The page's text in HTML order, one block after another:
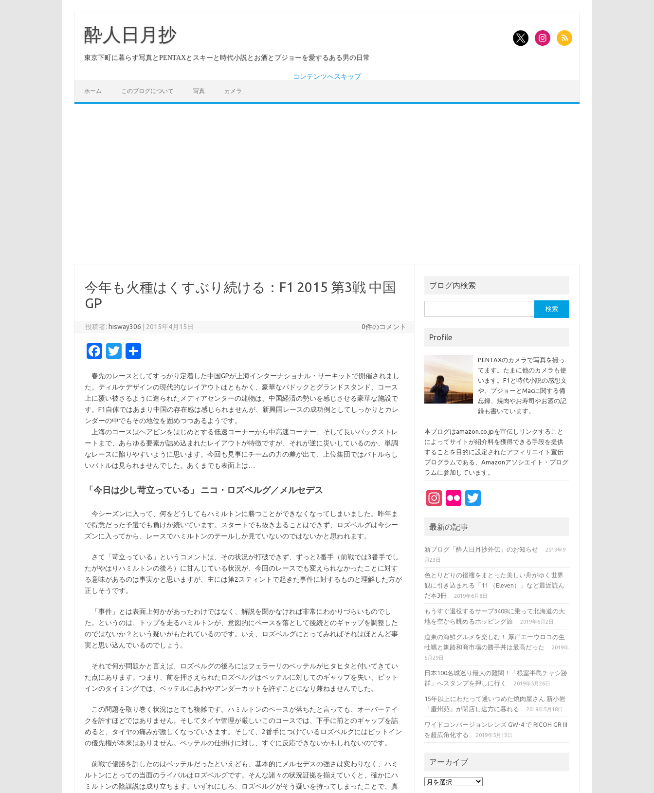
酔人日月抄
東京下町に暮らす写真とPENTAXとスキーと時代小説とお酒とプジョーを愛するある男の日常
コンテンツへスキップ
ホーム このブログについて 写真 カメラ
今年も火種はくすぶり続ける：F1 2015 第3戦 中国
GP
投稿者: hisway306 2015年4月15日 0件のコメント
Fa
e
b
o
o
k
T
it
te
r
春先のレースとしてすっかり定着した中国GPが上海インターナショナル・サーキットで開催されまし
た。ティルケデザインの現代的なレイアウトはともかく、豪華なパドックとグランドスタンド、コース
上に覆い被さるように造られたメディアセンターの建物は、中国経済の勢いを感じさせる豪華な施設で
す。F1自体ではあまり中国の存在感は感じられませんが、新興国レースの成功例としてしっかりとカレ
ンダーの中でもその地位を固めつつあるようです。
上海のコースはヘアピンをはじめとする低速コーナーから中高速コーナー、そして長いバックストレ
ートまで、あらゆる要素が詰め込まれたレイアウトが特徴ですが、それが逆に災いしているのか、単調
なレースに陥りやすいように思います。今回も見事にチームの力の差が出て、上位集団ではバトルらし
いバトルは見られませんでした。あくまでも表面上は…
「今日は少し苛立っている」 ニコ・ロズベルグ／メルセデス
今シーズンに入って、何をどうしてもハミルトンに勝つことができなくなってしまいました。昨年ま
で得意だった予選でも負けが続いています。スタートでも抜き去ることはできず、ロズベルグは今シー
ズンに入ってから、レースでハミルトンのテールしか見ていないのではないかと思われます。
さて「苛立っている」というコメントは、その状況が打破できず、ずっと2番手（前戦では3番手でし
たがやはりハミルトンの後ろ）に甘んじている状況が、今回のレースでも変えられなかったことに対す
る意味があるのは事実かと思いますが、主には第2スティントで起きた事件に対するものと理解した方が
正しそうです。
「事件」とは表面上何かがあったわけではなく、解説を聞かなければ非常にわかりづらいものでし
た。というのは、トップを走るハミルトンが、意図的にペースを落として後続とのギャップを調整した
のではないか？という疑いがもたれているのです。いえ、ロズベルグにとってみればそれはほとんど事
実と思い込んでいるのでしょう。
それで何が問題かと言えば、ロズベルグの後ろにはフェラーリのベッテルがヒタヒタと付いてきてい
た点にあります。つまり、前を押さえられたロズベルグはベッテルに対してのギャップを失い、ピット
インのタイミングでは、ベッテルにあわやアンダーカットを許すことになり兼ねませんでした。
この問題を取り巻く状況はとても複雑です。ハミルトンのペースが落ちたと言っても、オーバーテイ
クを許すほどではありません。そしてタイヤ管理が厳しいこのコースでは、下手に前とのギャップを詰
めると、タイヤの痛みが激しくなっていきます。そして、2番手につけているロズベルグにはピットイン
の優先権が本来はありません。ベッテルの仕掛けに対し、すぐに反応できないかもしれないのです。
前戦で優勝を許したのはベッテルだったといえども、基本的にメルセデスの強さは変わりなく、ハミ
ルトンにとっての当面のライバルはロズベルグです。そんな諸々の状況証拠を揃えていくと、確かにハ
ミルトンの陰謀説は成り立ちます。いずれにしろ、ロズベルグがそう疑いを持ってしまったことで、真
ブログ内検索
索:
Profile
PENTAXのカメラで写真を撮っ
てます。たまに他のカメラも使
います。F1と時代小説の感想文
や、プジョーとMacに関する備
忘録、焼肉やお寿司やお酒の記
録も書いています。
本ブログはamazon.co.jpを宣伝しリンクすること
によってサイトが紹介料を獲得できる手段を提供
することを目的に設定されたアフィリエイト宣伝
プログラムである、Amazonアソシエイト・プログ
ラムに参加しています。
In
a
gr
m
Fl
kr
te
最新の記事
新ブログ「酔人日月抄外伝」のお知らせ
2019年9
月23日
色とりどりの襤褸をまとった美しい舟がゆく世界
観に引き込まれる「11 （Eleven）」など最近読ん
だ本3冊
2019年6月8日
もうすぐ退役するサーブ340Bに乗って北海道の大
地を空から眺めるホッピング旅
2019年6月2日
道東の海鮮グルメを楽しむ！ 厚岸エーウロコの生
牡蠣と釧路和商市場の勝手丼は最高だった
2019年
5月29日
日本100名城巡り最大の難関！「根室半島チャシ跡
群」へスタンプを押しに行く
2019年5月26日
15年以上にわたって通いつめた焼肉屋さん 新小岩
「慶州苑」が閉店し途方に暮れる
2019年5月18日
ワイドコンバージョンレンズ GW-4 で RICOH GR III
を超広角化する
2019年5月13日
アーカイブ
ア